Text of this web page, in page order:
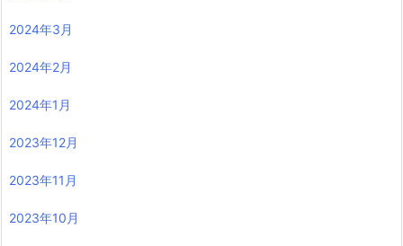
2024年3月
2024年2月
2024年1月
2023年12月
2023年11月
2023年10月